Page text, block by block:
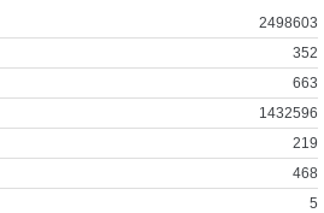
2498603
352
663
1432596
219
468
5